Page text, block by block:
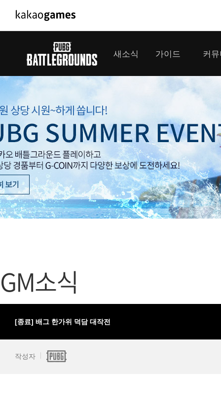
PC/모바일게임
도깨비의세계
아키에이지 워
아레스 : 라이즈 오브 가디언즈
배틀그라
패스 오브
패스 오브
모바일게임
우마무스메 프리티 더비
SMiniz
프렌즈팝콘
프렌즈타운
서비스
내정보
보안센터
새소식
이벤트
업데이트
대회소식
가이드 커
플레이
클랜
모집
GM소식
[종료] 배그 한가위 덕담 대작전
작성자